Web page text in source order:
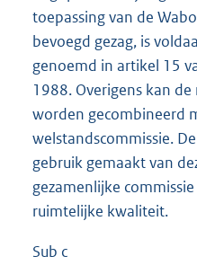
toepassing van de
bevoegd gezag, is
genoemd in artikel 15
1988. Overigens kan
worden gecombineerd
welstandscommissie.
gebruik gemaakt van
gezamenlijke
ruimtelijke kwaliteit.
Sub c